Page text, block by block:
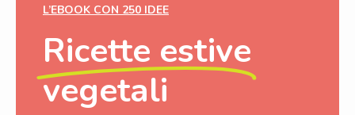
L’EBOOK CON 250 IDEE
Ricette estive
vegetali